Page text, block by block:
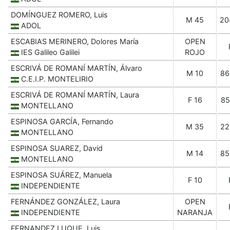
DOMÍNGUEZ ROMERO, Luis
ADOL
M 45
ESCABIAS MERINERO, Dolores María
IES Galileo Galilei
OPEN
ROJO
ESCRIVÁ DE ROMANÍ MARTÍN, Álvaro
C.E.I.P. MONTELIRIO
M 10
ESCRIVÁ DE ROMANÍ MARTÍN, Laura
MONTELLANO
F 16
ESPINOSA GARCÍA, Fernando
MONTELLANO
M 35
ESPINOSA SUAREZ, David
MONTELLANO
M 14
ESPINOSA SUÁREZ, Manuela
INDEPENDIENTE
F 10
FERNÁNDEZ GONZÁLEZ, Laura
INDEPENDIENTE
OPEN
NARANJA